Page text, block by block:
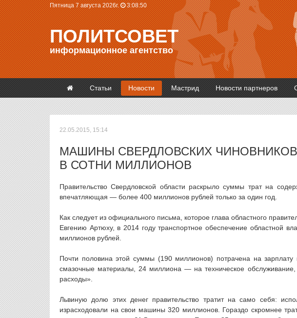
Пятница 7 августа 2026г. 3:08:50
ПОЛИТСОВЕТ
информационное агентство
Статьи Новости Мастрид Новости партнеров
22.05.2015, 15:14
МАШИНЫ СВЕРДЛОВСКИХ
В СОТНИ МИЛЛИОНОВ
Правительство Свердловской области раскрыло суммы трат на
впечатляющая — более 400 миллионов рублей только за один год.
Как следует из официального письма, которое глава областного
Евгению Артюху, в 2014 году транспортное обеспечение областной
миллионов рублей.
Почти половина этой суммы (190 миллионов) потрачена на
смазочные материалы, 24 миллиона — на техническое
расходы».
Львиную долю этих денег правительство тратит на само себя:
израсходовали на свои машины 320 миллионов. Гораздо скромнее